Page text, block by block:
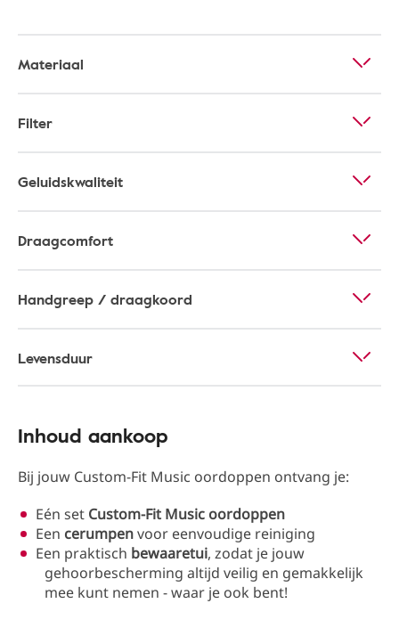
Materiaal
Filter
Geluidskwaliteit
Draagcomfort
Handgreep / draagkoord
Levensduur
Inhoud aankoop
Bij jouw Custom-Fit Music oordoppen ontvang je:
Eén set Custom-Fit Music oordoppen
Een cerumpenvoor eenvoudige reiniging
Een praktisch bewaaretui, zodat je jouw
gehoorbescherming altijd veilig en gemakkelijk
mee kunt nemen - waar je ook bent!